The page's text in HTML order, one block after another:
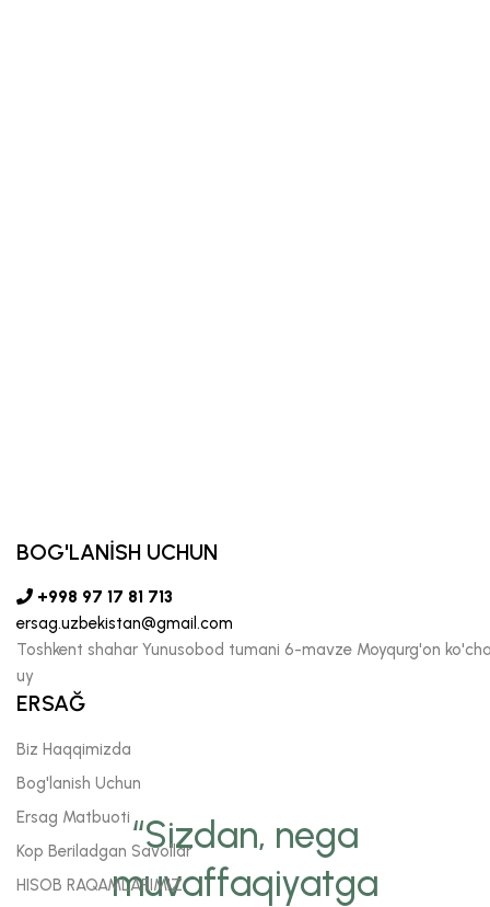
“Sizdan, nega
muvaffaqiyatga
BOG'LANİSH UCHUN
+998 97 17 81 713
ersag.uzbekistan@gmail.com
Toshkent shahar Yunusobod tumani 6-mavze Moyqurg'on
uy
ERSAĞ
Biz Haqqimizda
Bog'lanish Uchun
Ersag Matbuoti
Kop Beriladgan Savollar
HISOB RAQAMLARIMIZ